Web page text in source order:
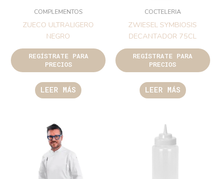
COMPLEMENTOS
ZUECO ULTRALIGERO
NEGRO
REGÍSTRATE PARA
PRECIOS
LEER MÁS
COCTELERIA
ZWIESEL SYMBIOSIS
DECANTADOR 75CL
REGÍSTRATE PARA
PRECIOS
LEER MÁS